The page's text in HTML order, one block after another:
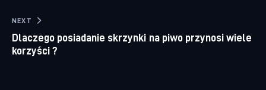
NEXT
Dlaczego posiadanie skrzynki na piwo przynosi wiele
korzyści ?